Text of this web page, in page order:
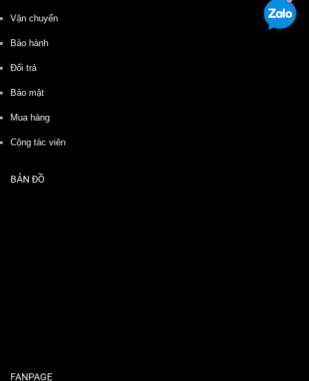
Vận chuyển
Bảo hành
Đổi trả
Bảo mật
Mua hàng
Cộng tác viên
BẢN ĐỒ
FANPAGE